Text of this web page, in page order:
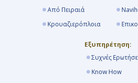
Από Πειραιά
Κρουαζιερόπλοια
Εξυπηρέτηση:
Συχνές
Know How